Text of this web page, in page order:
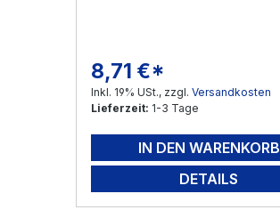
Regulärer Preis:
8,71 €*
Inkl. 19% USt., zzgl. Versandkosten
Lieferzeit: 1-3 Tage
IN DEN WARENKORB
DETAILS